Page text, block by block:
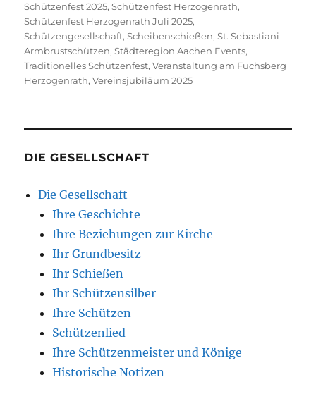
Schützenfest 2025,Schützenfest Herzogenrath,
Schützenfest Herzogenrath Juli 2025,
Schützengesellschaft,Scheibenschießen,St. Sebastiani
Armbrustschützen,Städteregion Aachen Events,
Traditionelles Schützenfest,Veranstaltung am Fuchsberg
Herzogenrath,Vereinsjubiläum 2025
DIE GESELLSCHAFT
Die Gesellschaft
Ihre Geschichte
Ihre Beziehungen zur Kirche
Ihr Grundbesitz
Ihr Schießen
Ihr Schützensilber
Ihre Schützen
Schützenlied
Ihre Schützenmeister und Könige
Historische Notizen